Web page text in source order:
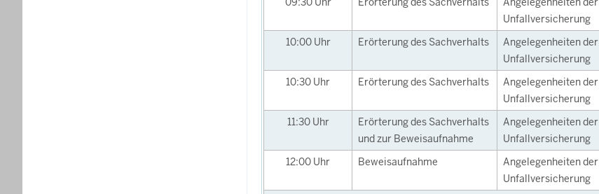
Unfallversicherung
10:00 Uhr Erörterung des Sachverhalts
Angelegenheiten der
Unfallversicherung
10:30 Uhr Erörterung des Sachverhalts
Angelegenheiten der
Unfallversicherung
11:30 Uhr
Erörterung des Sachverhalts
und zur Beweisaufnahme
Angelegenheiten der
Unfallversicherung
12:00 Uhr Beweisaufnahme
Angelegenheiten der
Unfallversicherung